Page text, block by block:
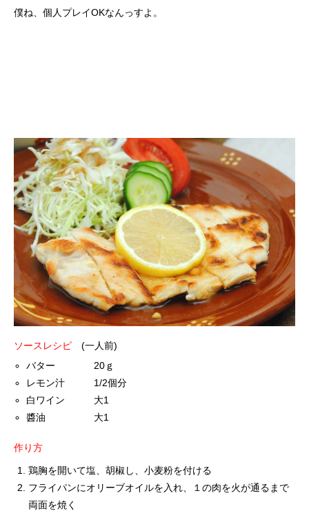
僕ね、個人プレイOKなんっすよ。
ソースレシピ (一人前)
バター 20ｇ
レモン汁 1/2個分
白ワイン 大1
醬油 大1
作り方
鶏胸を開いて塩、胡椒し、小麦粉を付ける
フライパンにオリーブオイルを入れ、１の肉を火が通るまで
両面を焼く